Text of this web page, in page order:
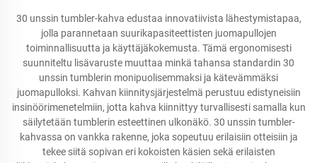
30 unssin tumbler-kahva edustaa innovatiivista lähestymistapaa,
jolla parannetaan suurikapasiteettisten juomapullojen
toiminnallisuutta ja käyttäjäkokemusta. Tämä ergonomisesti
suunniteltu lisävaruste muuttaa minkä tahansa standardin 30
unssin tumblerin monipuolisemmaksi ja kätevämmäksi
juomapulloksi. Kahvan kiinnitysjärjestelmä perustuu edistyneisiin
insinöörimenetelmiin, jotta kahva kiinnittyy turvallisesti samalla kun
säilytetään tumblerin esteettinen ulkonäkö. 30 unssin tumbler-
kahvassa on vankka rakenne, joka sopeutuu erilaisiin otteisiin ja
tekee siitä sopivan eri kokoisten käsien sekä erilaisten